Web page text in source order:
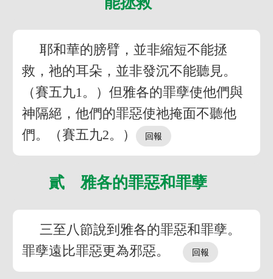
耶和華的膀臂，並非縮短不能拯
救，祂的耳朵，並非發沉不能聽見。
（賽五九1。）但雅各的罪孽使他們與
神隔絕，他們的罪惡使祂掩面不聽他
們。（賽五九2。）
貳 雅各的罪惡和罪孽
三至八節說到雅各的罪惡和罪孽。
罪孽遠比罪惡更為邪惡。